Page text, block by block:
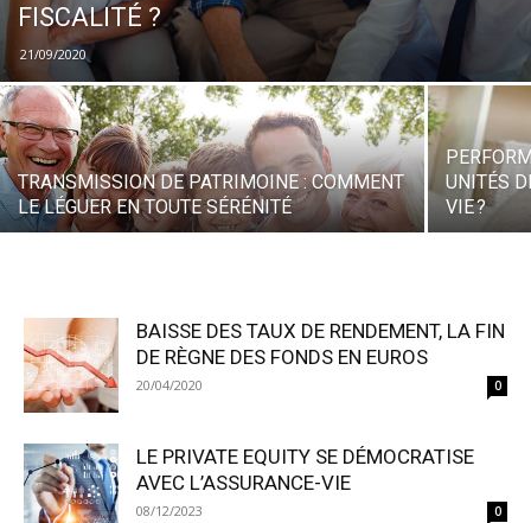
FISCALITÉ ?
21/09/2020
TRANSMISSION DE PATRIMOINE : COMMENT
LE LÉGUER EN TOUTE SÉRÉNITÉ
UNITÉS
VIE ?
BAISSE DES TAUX DE RENDEMENT, LA FIN
DE RÈGNE DES FONDS EN EUROS
20/04/2020 0
LE PRIVATE EQUITY SE DÉMOCRATISE
AVEC L’ASSURANCE-VIE
08/12/2023 0